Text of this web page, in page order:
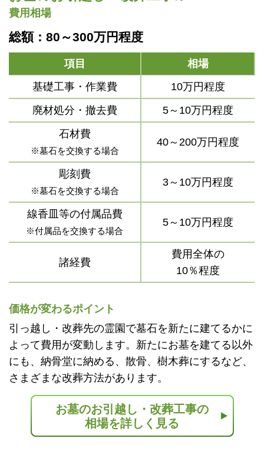
費用相場
総額：80～300万円程度
項目
相場
基礎工事・作業費
10万円程度
廃材処分・撤去費
5～10万円程度
石材費
※墓石を交換する場合
40～200万円程度
彫刻費
※墓石を交換する場合
3～10万円程度
線香皿等の付属品費
※付属品を交換する場合
5～10万円程度
諸経費
費用全体の
10％程度
価格が変わるポイント
引っ越し・改葬先の霊園で墓石を新たに建てるかに
よって費用が変動します。新たにお墓を建てる以外
にも、納骨堂に納める、散骨、樹木葬にするなど、
さまざまな改葬方法があります。
お墓のお引越し・改葬工事の
相場を詳しく見る